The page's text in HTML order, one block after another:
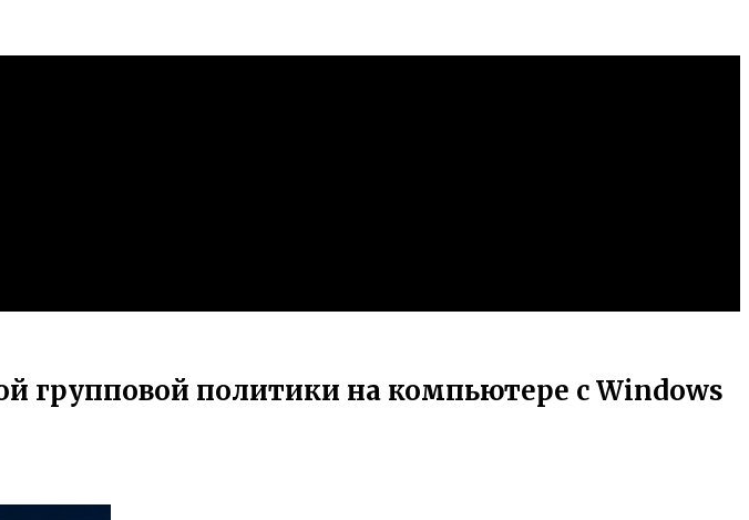
групповой политики на компьютере с Windows